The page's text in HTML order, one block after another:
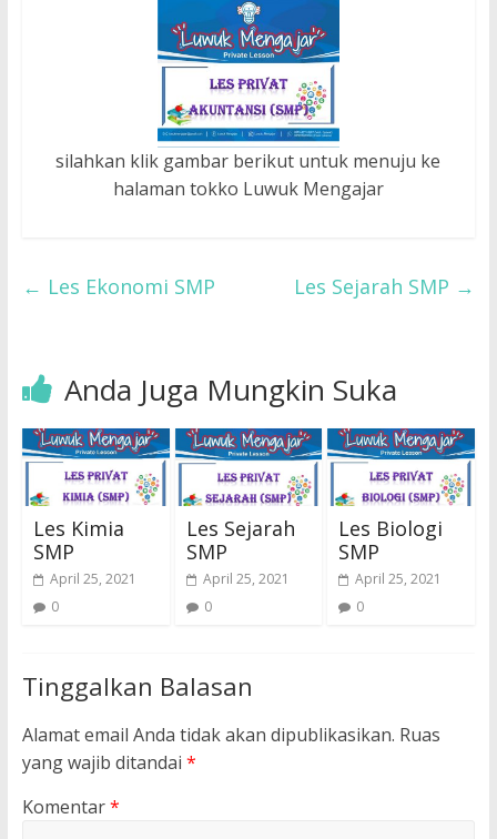
silahkan klik gambar berikut untuk menuju ke
halaman tokko Luwuk Mengajar
← Les Ekonomi SMP Les Sejarah SMP →
Anda Juga Mungkin Suka
Les Kimia
SMP
April 25, 2021
0
Les Sejarah
SMP
April 25, 2021
0
Les Biologi
SMP
April 25, 2021
0
Tinggalkan Balasan
Alamat email Anda tidak akan dipublikasikan. Ruas
yang wajib ditandai *
Komentar*